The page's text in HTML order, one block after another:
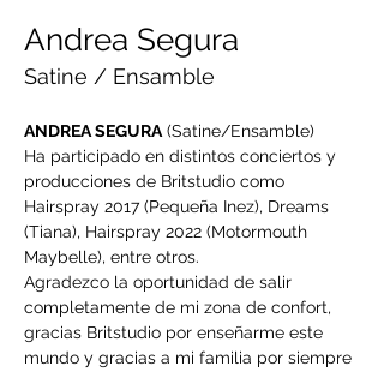
Andrea Segura
Satine / Ensamble
ANDREA SEGURA (Satine/Ensamble)
Ha participado en distintos conciertos y
producciones de Britstudio como
Hairspray 2017 (Pequeña Inez), Dreams
(Tiana), Hairspray 2022 (Motormouth
Maybelle), entre otros.
Agradezco la oportunidad de salir
completamente de mi zona de confort,
gracias Britstudio por enseñarme este
mundo y gracias a mi familia por siempre